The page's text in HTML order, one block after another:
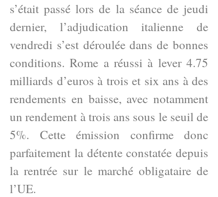
s’était passé lors de la séance de jeudi
dernier, l’adjudication italienne de
vendredi s’est déroulée dans de bonnes
conditions. Rome a réussi à lever 4.75
milliards d’euros à trois et six ans à des
rendements en baisse, avec notamment
un rendement à trois ans sous le seuil de
5%. Cette émission confirme donc
parfaitement la détente constatée depuis
la rentrée sur le marché obligataire de
l’UE.